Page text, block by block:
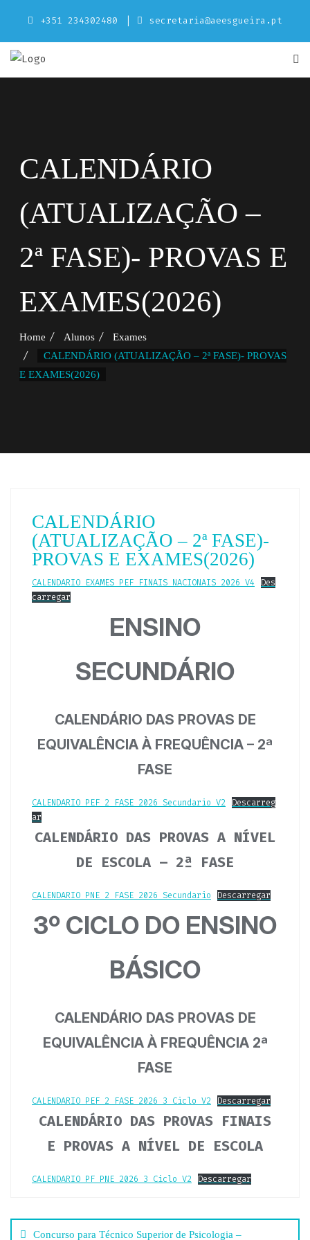
content
+351 234302480 secretaria@aeesgueira.pt
CALENDÁRIO
(ATUALIZAÇÃO –
2ª FASE)- PROVAS E
EXAMES(2026)
Home Alunos
Exames
CALENDÁRIO (ATUALIZAÇÃO – 2ª FASE)- PROVAS
E EXAMES(2026)
CALENDÁRIO
(ATUALIZAÇÃO – 2ª FASE)-
PROVAS E EXAMES(2026)
CALENDARIO_EXAMES_PEF_FINAIS_NACIONAIS_2026_V4
Des
carregar
ENSINO
SECUNDÁRIO
CALENDÁRIO DAS PROVAS DE
EQUIVALÊNCIA À FREQUÊNCIA – 2ª
FASE
CALENDARIO_PEF_2_FASE_2026_Secundario_V2
Descarreg
ar
CALENDÁRIO DAS PROVAS A NÍVEL
DE ESCOLA – 2ª FASE
CALENDARIO_PNE_2_FASE_2026_Secundario Descarregar
3º CICLO DO ENSINO
BÁSICO
CALENDÁRIO DAS PROVAS DE
EQUIVALÊNCIA À FREQUÊNCIA 2ª
FASE
CALENDARIO_PEF_2_FASE_2026_3_Ciclo_V2 Descarregar
CALENDÁRIO DAS PROVAS FINAIS
E PROVAS A NÍVEL DE ESCOLA
CALENDARIO_PF_PNE_2026_3_Ciclo_V2 Descarregar
Navegação
Concurso para Técnico Superior de Psicologia –